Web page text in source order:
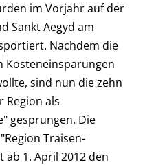
im Vorjahr auf der
Sankt ­Aegyd am
Nachdem die
Kosteneinsparungen
sind nun die zehn
Region als
gesprungen. Die
Traisen-
1. April 2012 den